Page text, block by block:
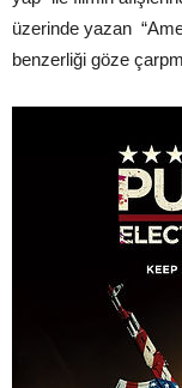
üzerinde yazan
benzerliği göze